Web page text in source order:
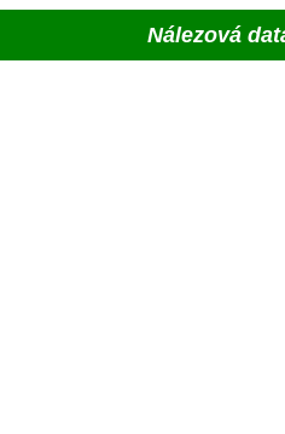
Nálezová